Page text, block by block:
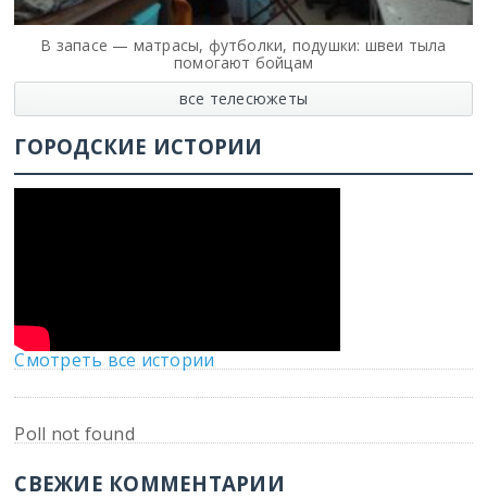
В запасе — матрасы, футболки, подушки: швеи тыла
помогают бойцам
все телесюжеты
ГОРОДСКИЕ ИСТОРИИ
Смотреть все истории
Poll not found
СВЕЖИЕ КОММЕНТАРИИ